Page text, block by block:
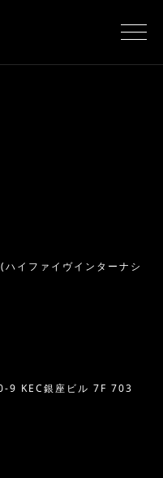
ファイヴインターナシ
9 KEC銀座ビル 7F 703